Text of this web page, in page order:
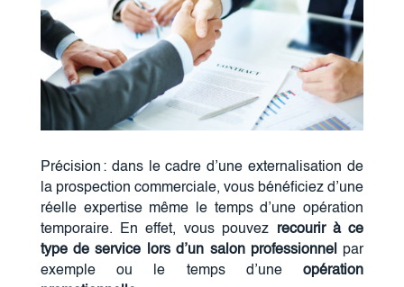
Précision : dans le cadre d’une externalisation de
la prospection commerciale, vous bénéficiez d’une
réelle expertise même le temps d’une opération
temporaire. En effet, vous pouvez recourir à ce
type de service lors d’un salon professionnel
par
exemple ou le temps d’uneopération